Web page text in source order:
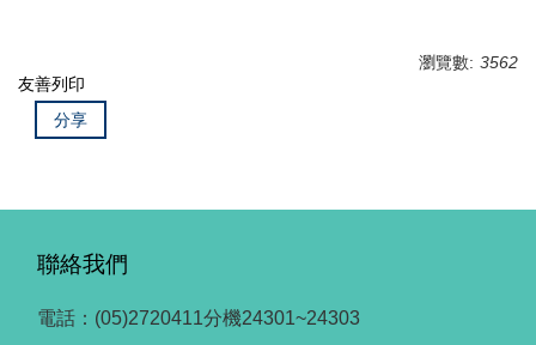
瀏覽數: 3562
友善列印
分享
聯絡我們
電話：(05)2720411分機24301~24303